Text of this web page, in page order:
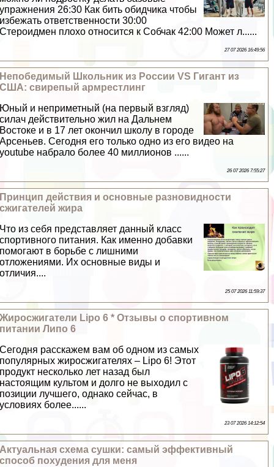
упражнения 26:30 Как бить обидчика чтобы
избежать ответственности 30:00
Стероидмен плохо относится к Собчак 42:00 Может л......
27 07 2026 16:49:56
Непобедимый Школьник из России VS Гигант из
США: свирепый армрестлинг
Юный и неприметный (на первый взгляд)
силач действительно жил на Дальнем
Востоке и в 17 лет окончил школу в городе
Арсеньев. Сегодня его только одно из его видео на
youtube набрало более 40 миллионов ......
26 07 2026 7:55:27
Принцип действия и основные разновидности
сжигателей жира
Что из себя представляет данный класс
спортивного питания. Как именно добавки
помогают в борьбе с лишними
отложениями. Их основные виды и
отличия....
25 07 2026 11:59:37
Жиросжигатели Lipo 6 * Отзывы о спортивном
питании Липо 6
Сегодня расскажем вам об одном из самых
популярных жиросжигателях – Lipo 6! Этот
продукт несколько лет назад был
настоящим культом и долго не выходил с
позиции лучшего, однако сейчас, в
условиях более......
23 07 2026 14:12:54
Актуальная схема сушки: самый эффективный
способ похудения для меня